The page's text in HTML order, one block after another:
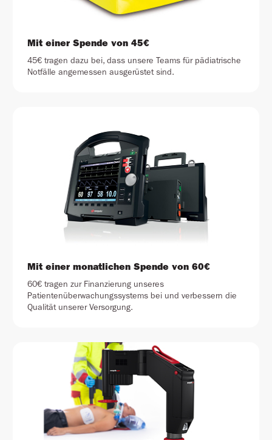
Mit einer Spende von 45€
45€ tragen dazu bei, dass unsere Teams für pädiatrische
Notfälle angemessen ausgerüstet sind.
Mit einer monatlichen Spende von 60€
60€ tragen zur Finanzierung unseres
Patientenüberwachungssystems bei und verbessern die
Qualität unserer Versorgung.